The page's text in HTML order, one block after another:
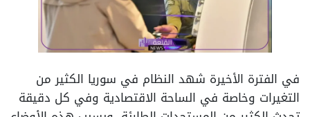
في الفترة الأخيرة شهد النظام في سوريا الكثير من
التغيرات وخاصة في الساحة الاقتصادية وفي كل دقيقة